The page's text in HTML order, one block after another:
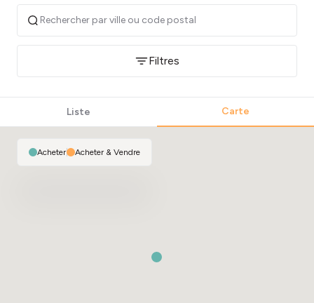
Filtres
Liste Carte
Acheter| Acheter & Vendre